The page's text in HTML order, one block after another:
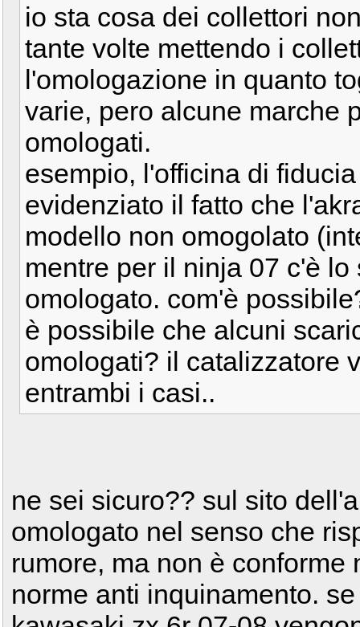
io sta cosa dei collettori
tante volte mettendo i
l'omologazione in quanto
varie, pero alcune marche
omologati.
esempio, l'officina di
evidenziato il fatto che
modello non omogolato
mentre per il ninja 07 c'è
omologato. com'è
è possibile che alcuni
omologati? il catalizzatore
entrambi i casi..
ne sei sicuro?? sul sito
omologato nel senso che
rumore, ma non è
norme anti inquinamento.